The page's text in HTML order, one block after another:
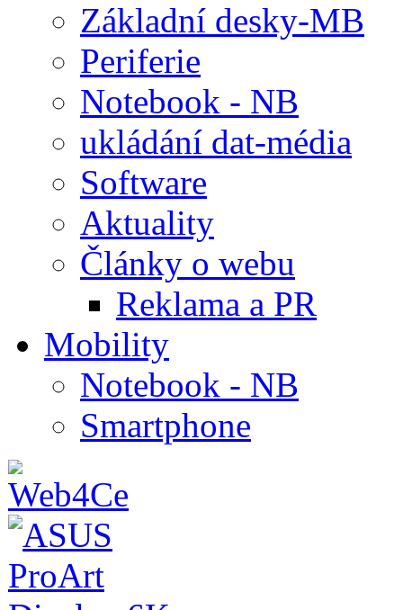
Základní desky-MB
Periferie
Notebook - NB
ukládání dat-média
Software
Aktuality
Články o webu
Reklama a PR
Mobility
Notebook - NB
Smartphone